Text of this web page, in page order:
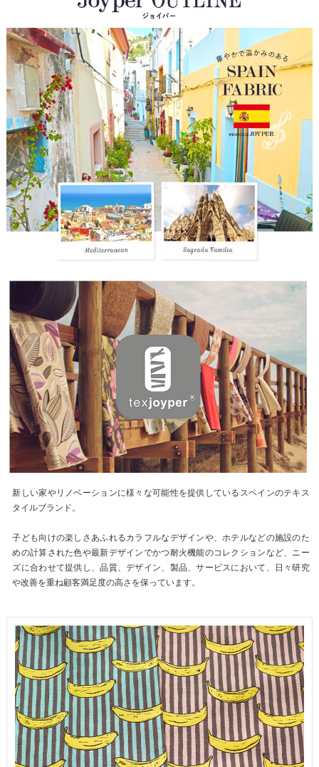
新しい家やリノベーションに様々な可能性を提供しているスペインのテキス
タイルブランド。
子ども向けの楽しさあふれるカラフルなデザインや、ホテルなどの施設のた
めの計算された色や最新デザインでかつ耐火機能のコレクションなど、ニー
ズに合わせて提供し、品質、デザイン、製品、サービスにおいて、日々研究
や改善を重ね顧客満足度の高さを保っています。